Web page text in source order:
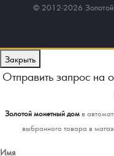
© 2012-2026 Золотой
Закрыть
Отправить запрос на
Золотой монетный домв
выбранного товара в
Имя